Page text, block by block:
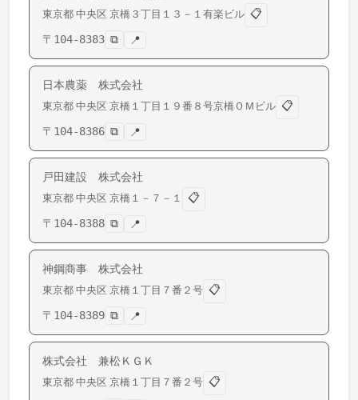
東京都 中央区 京橋 ３丁目１３－１有楽ビル 📋
〒 104-8383 ⧉ 📍
日本農薬 株式会社
東京都 中央区 京橋 １丁目１９番８号京橋ＯＭビル 📋
〒 104-8386 ⧉ 📍
戸田建設 株式会社
東京都 中央区 京橋 １－７－１
📋
〒 104-8388 ⧉ 📍
神鋼商事 株式会社
東京都 中央区 京橋 １丁目７番２号 📋
〒 104-8389 ⧉ 📍
株式会社 兼松ＫＧＫ
東京都 中央区 京橋 １丁目７番２号 📋